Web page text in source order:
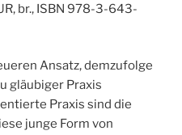
br., ISBN 978-3-643-
Ansatz, demzufolge
gläubiger Praxis
Praxis sind die
junge Form von